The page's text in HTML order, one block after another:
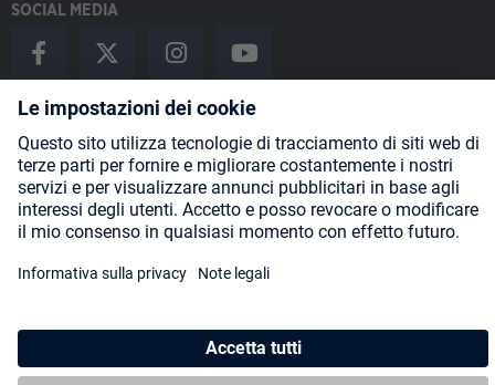
SOCIAL MEDIA
Payment Methods
Shipping
* Tutti i prezzi includono l'IVA piùspese di spedizioneed eventuali